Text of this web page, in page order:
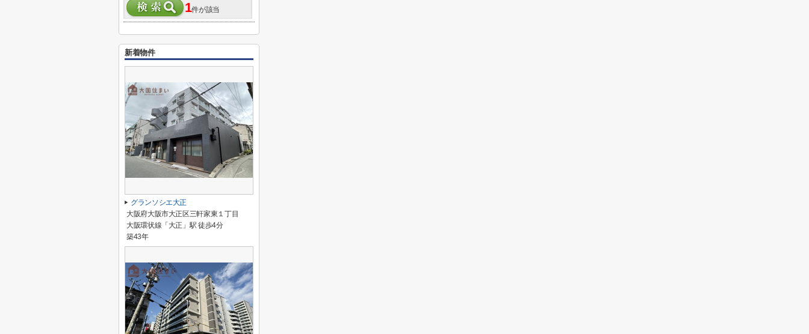
1件が該当
新着物件
グランソシエ大正
大阪府大阪市大正区三軒家東１丁目
大阪環状線「大正」駅 徒歩4分
築43年